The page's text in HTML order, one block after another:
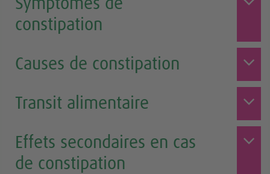
Symptômes de
constipation
Causes de constipation
Transit alimentaire
Effets secondaires en cas
de constipation